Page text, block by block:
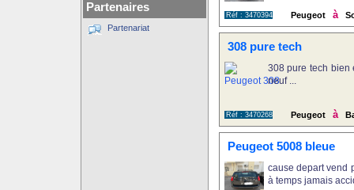
Partenaires
Partenariat
Réf : 3470394 Peugeot à
308 pure tech
308 pure tech bien
neuf ...
Réf : 3470268 Peugeot à
Peugeot 5008 bleue
cause depart vend
à temps jamais